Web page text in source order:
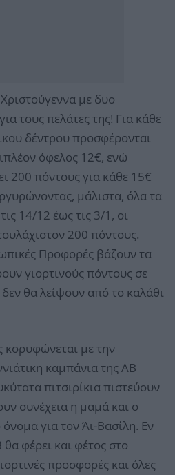
με δυο
τους πελάτες της! Για κάθε
δέντρου προσφέρονται
όφελος 12€, ενώ
200 πόντους για κάθε 15€
μάλιστα, όλα τα
14/12 έως τις 3/1, οι
200 πόντους.
Προφορές βάζουν τα
γιορτινούς πόντους σε
θα λείψουν από το καλάθι
κορυφώνεται με την
καμπάνιατης ΑΒ
πιτσιρίκια πιστεύουν
συνέχεια η μαμά και ο
για τον Άι-Βασίλη. Εν
φέρει και φέτος στο
προσφορές και όλες